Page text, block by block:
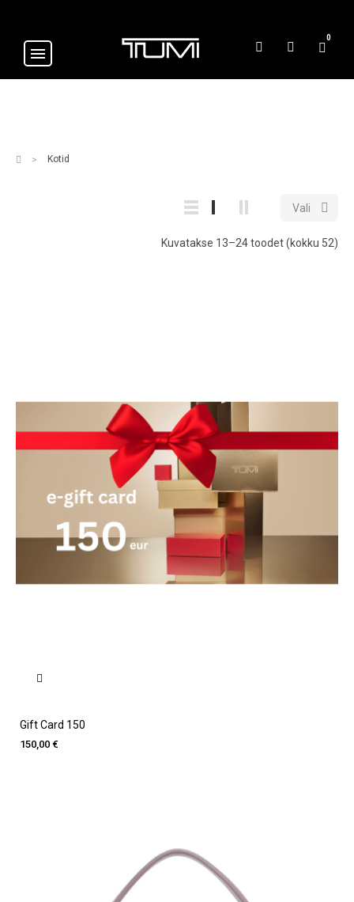
0
Kotid
Vali 
Kuvatakse 13–24 toodet (kokku 52)
Gift Card 150
150,00 €